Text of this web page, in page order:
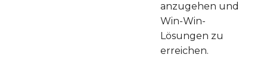
anzugehen und
Win-Win-
Lösungen zu
erreichen.